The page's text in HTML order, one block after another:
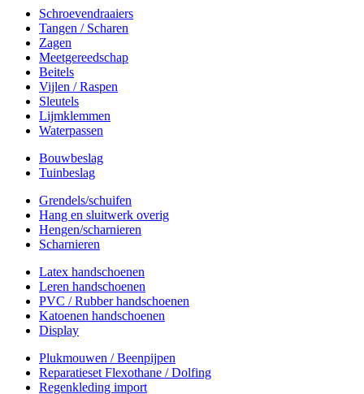
Schroevendraaiers
Tangen / Scharen
Zagen
Meetgereedschap
Beitels
Vijlen / Raspen
Sleutels
Lijmklemmen
Waterpassen
Bouwbeslag
Tuinbeslag
Grendels/schuifen
Hang en sluitwerk overig
Hengen/scharnieren
Scharnieren
Latex handschoenen
Leren handschoenen
PVC / Rubber handschoenen
Katoenen handschoenen
Display
Plukmouwen / Beenpijpen
Reparatieset Flexothane / Dolfing
Regenkleding import